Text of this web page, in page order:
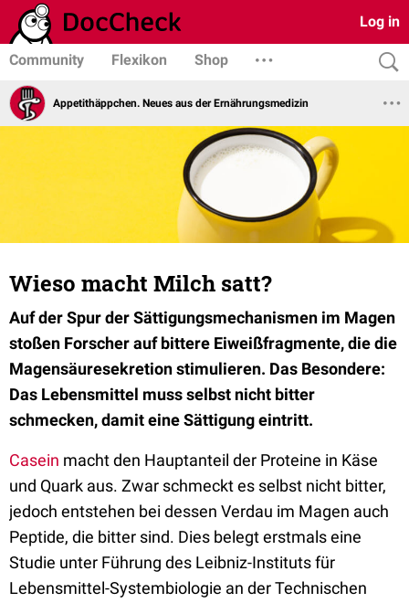
Log in
Community Flexikon Shop
Appetithäppchen. Neues aus der Ernährungsmedizin
Wieso macht Milch satt?
Auf der Spur der Sättigungsmechanismen im Magen
stoßen Forscher auf bittere Eiweißfragmente, die die
Magensäuresekretion stimulieren. Das Besondere:
Das Lebensmittel muss selbst nicht bitter
schmecken, damit eine Sättigung eintritt.
Casein macht den Hauptanteil der Proteine in Käse
und Quark aus. Zwar schmeckt es selbst nicht bitter,
jedoch entstehen bei dessen Verdau im Magen auch
Peptide, die bitter sind. Dies belegt erstmals eine
Studie unter Führung des Leibniz-Instituts für
Lebensmittel-Systembiologie an der Technischen